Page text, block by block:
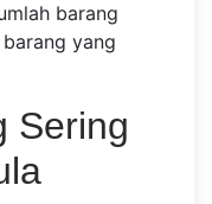
barang
yang
Sering